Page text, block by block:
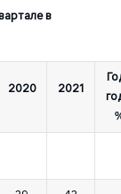
в
2020 2021